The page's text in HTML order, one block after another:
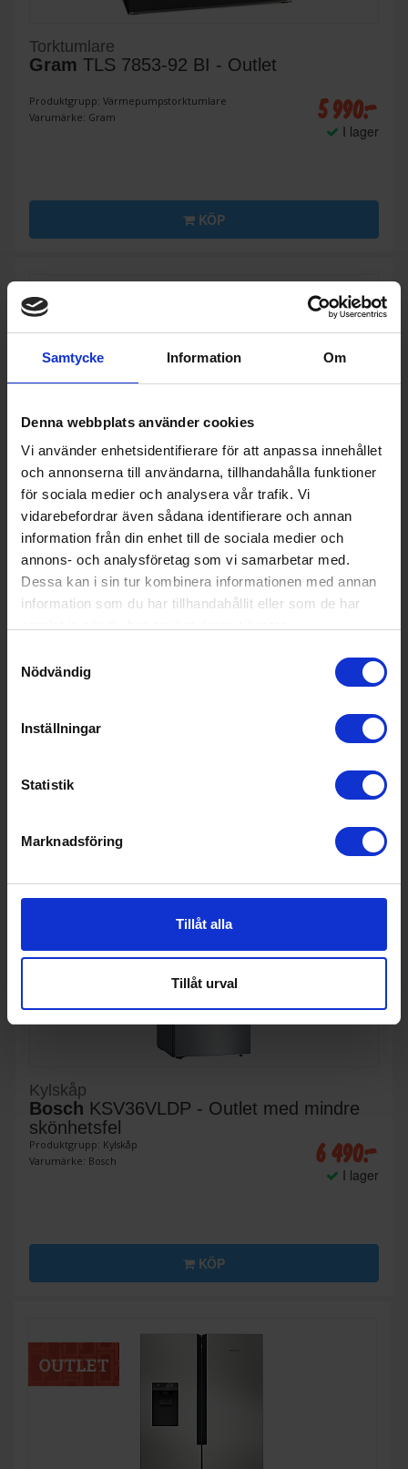
Samtycke Information Om
Denna webbplats använder cookies
Vi använder enhetsidentifierare för att anpassa innehållet
och annonserna till användarna, tillhandahålla funktioner
för sociala medier och analysera vår trafik. Vi
vidarebefordrar även sådana identifierare och annan
information från din enhet till de sociala medier och
annons- och analysföretag som vi samarbetar med.
Dessa kan i sin tur kombinera informationen med annan
information som du har tillhandahållit eller som de har
Nödvändig
Inställningar
Statistik
Marknadsföring
Tillåt alla
Tillåt urval
Torktumlare
Gram TLS 7853-92 BI - Outlet
Produktgrupp: Värmepumpstorktumlare
Varumärke: Gram
5 990:-
I lager
KÖP
Köksfläkt
SamsungNK36M1030IS - Outlet
3 990:-
I lager
Kylskåp
Bosch KSV36VLDP - Outlet med mindre
skönhetsfel
Produktgrupp: Kylskåp
Varumärke: Bosch
6 490:-
I lager
KÖP